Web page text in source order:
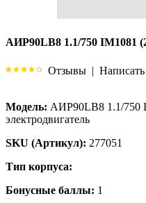
АИР90LB8 1.1/750 IM1081
Отзывы |
Модель: АИР90LB8 1.1/750
электродвигатель
SKU (Артикул): 277051
Тип корпуса:
Бонусные баллы: 1